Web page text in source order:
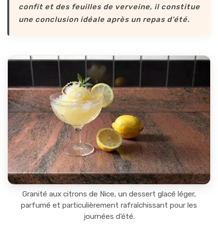
confit et des feuilles de verveine, il constitue
une conclusion idéale après un repas d’été.
Granité aux citrons de Nice, un dessert glacé léger,
parfumé et particulièrement rafraîchissant pour les
journées d’été.